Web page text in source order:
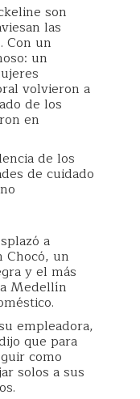
son
las
Con un
un
volvieron a
de los
en
de los
de cuidado
a
Chocó, un
y el más
Medellín
empleadora,
que para
como
solos a sus